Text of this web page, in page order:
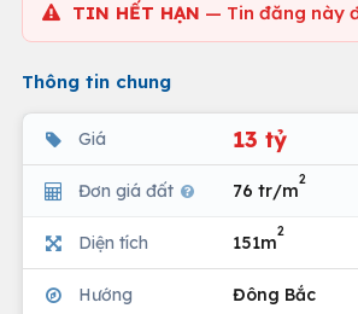
TIN HẾT HẠN — Tin đăng này
Thông tin chung
Giá 13 tỷ
Đơn giá đất 76 tr/m
2
Diện tích 151m
2
Hướng Đông Bắc